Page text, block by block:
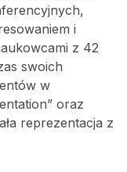
i
z 42
swoich
w
oraz
reprezentacja z